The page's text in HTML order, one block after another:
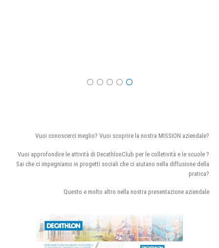
Vuoi conoscerci meglio? Vuoi scoprire la nostra MISSION aziendale?
Vuoi approfondire le attività di DecathlonClub per le colletività e le scuole ?
Sai che ci impegniamo in progetti sociali che ci aiutano nella diffusione della
pratica?
Questo e molto altro nella nostra presentazione aziendale